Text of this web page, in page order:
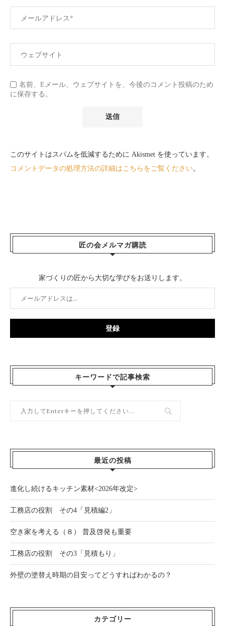
名前、Eメール、ウェブサイトを、今後のコメント投稿のため
に保存する。
このサイトはスパムを低減するために Akismet を使っています。
コメントデータの処理方法の詳細はこちらをご覧ください。
匠の会メルマガ購読
家づくりの匠から大切な学びをお送りします。
キーワードで記事検索
最近の投稿
進化し続けるキッチン素材<2026年改定>
工務店の役割 その4「見積編2」
空き家を考える（８） 普及啓発も重要
工務店の役割 その3「見積もり」
外壁の塗替え時期の目安ってどうすればわかるの？
カテゴリー